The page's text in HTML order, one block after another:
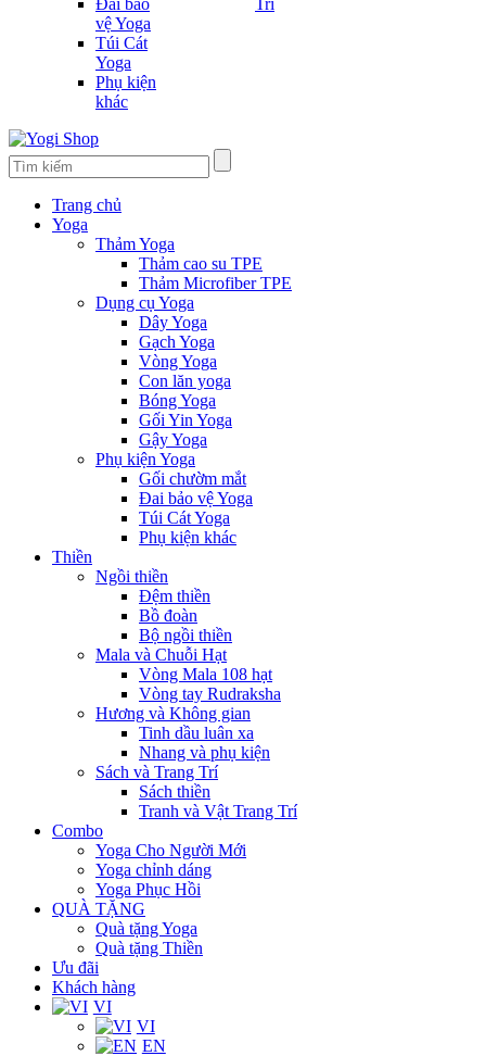
Đai bảo
vệ Yoga
Túi Cát
Yoga
Phụ kiện
khác
Trí
Trang chủ
Yoga
Thảm Yoga
Thảm cao su TPE
Thảm Microfiber TPE
Dụng cụ Yoga
Dây Yoga
Gạch Yoga
Vòng Yoga
Con lăn yoga
Bóng Yoga
Gối Yin Yoga
Gậy Yoga
Phụ kiện Yoga
Gối chườm mắt
Đai bảo vệ Yoga
Túi Cát Yoga
Phụ kiện khác
Thiền
Ngồi thiền
Đệm thiền
Bồ đoàn
Bộ ngồi thiền
Mala và Chuỗi Hạt
Vòng Mala 108 hạt
Vòng tay Rudraksha
Hương và Không gian
Tinh dầu luân xa
Nhang và phụ kiện
Sách và Trang Trí
Sách thiền
Tranh và Vật Trang Trí
Combo
Yoga Cho Người Mới
Yoga chỉnh dáng
Yoga Phục Hồi
QUÀ TẶNG
Quà tặng Yoga
Quà tặng Thiền
Ưu đãi
Khách hàng
VI
VI
EN